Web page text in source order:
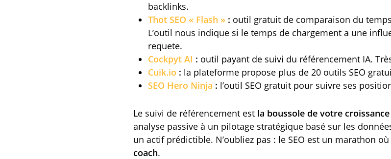
backlinks.
Thot SEO « Flash » : outil gratuit de comparaison du
L’outil nous indique si le temps de chargement a une
requete.
Cockpyt AI : outil payant de suivi du référencement IA.
Cuik.io : la plateforme propose plus de 20 outils SEO
SEO Hero Ninja : l’outil SEO gratuit pour suivre ses
Le suivi de référencement est la boussole de votre
analyse passive à un pilotage stratégique basé sur les
un actif prédictible. N’oubliez pas : le SEO est un marathon où
coach.